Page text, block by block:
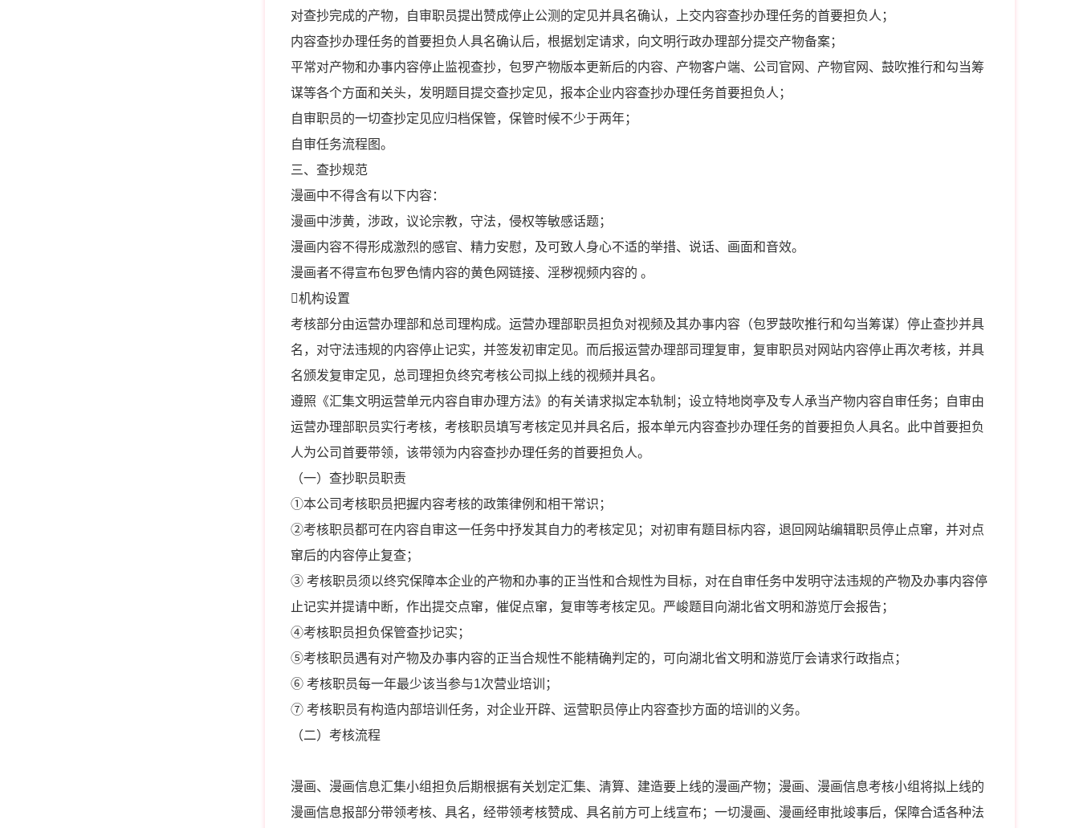
对查抄完成的产物，自审职员提出赞成停止公测的定见并具名确认，上交内容查抄办理任务的首要担负人；
内容查抄办理任务的首要担负人具名确认后，根据划定请求，向文明行政办理部分提交产物备案；
平常对产物和办事内容停止监视查抄，包罗产物版本更新后的内容、产物客户端、公司官网、产物官网、鼓吹推行和勾当筹
谋等各个方面和关头，发明题目提交查抄定见，报本企业内容查抄办理任务首要担负人；
自审职员的一切查抄定见应归档保管，保管时候不少于两年；
自审任务流程图。
三、查抄规范
漫画中不得含有以下内容：
漫画中涉黄，涉政，议论宗教，守法，侵权等敏感话题；
漫画内容不得形成激烈的感官、精力安慰，及可致人身心不适的举措、说话、画面和音效。
漫画者不得宣布包罗色情内容的黄色网链接、淫秽视频内容的 。
机构设置
考核部分由运营办理部和总司理构成。运营办理部职员担负对视频及其办事内容（包罗鼓吹推行和勾当筹谋）停止查抄并具
名，对守法违规的内容停止记实，并签发初审定见。而后报运营办理部司理复审，复审职员对网站内容停止再次考核，并具
名颁发复审定见，总司理担负终究考核公司拟上线的视频并具名。
遵照《汇集文明运营单元内容自审办理方法》的有关请求拟定本轨制；设立特地岗亭及专人承当产物内容自审任务；自审由
运营办理部职员实行考核，考核职员填写考核定见并具名后，报本单元内容查抄办理任务的首要担负人具名。此中首要担负
人为公司首要带领，该带领为内容查抄办理任务的首要担负人。
（一）查抄职员职责
①本公司考核职员把握内容考核的政策律例和相干常识；
②考核职员都可在内容自审这一任务中抒发其自力的考核定见；对初审有题目标内容，退回网站编辑职员停止点窜，并对点
窜后的内容停止复查；
③ 考核职员须以终究保障本企业的产物和办事的正当性和合规性为目标，对在自审任务中发明守法违规的产物及办事内容停
止记实并提请中断，作出提交点窜，催促点窜，复审等考核定见。严峻题目向湖北省文明和游览厅会报告；
④考核职员担负保管查抄记实；
⑤考核职员遇有对产物及办事内容的正当合规性不能精确判定的，可向湖北省文明和游览厅会请求行政指点；
⑥ 考核职员每一年最少该当参与1次营业培训；
⑦ 考核职员有构造内部培训任务，对企业开辟、运营职员停止内容查抄方面的培训的义务。
（二）考核流程
漫画、漫画信息汇集小组担负后期根据有关划定汇集、清算、建造要上线的漫画产物；漫画、漫画信息考核小组将拟上线的
漫画信息报部分带领考核、具名，经带领考核赞成、具名前方可上线宣布；一切漫画、漫画经审批竣事后，保障合适各种法